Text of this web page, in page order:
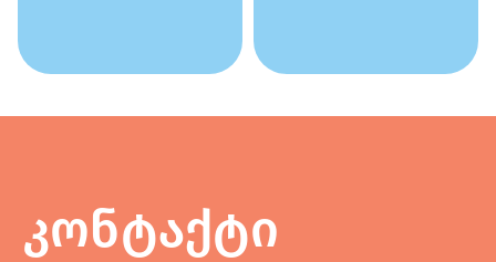
კონტაქტი